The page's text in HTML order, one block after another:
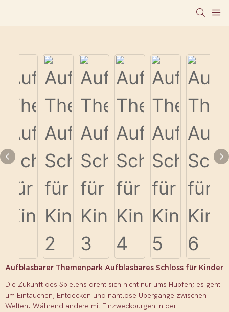
Aufblasbarer Themenpark Aufblasbares Schloss für Kinder
Die Zukunft des Spielens dreht sich nicht nur ums Hüpfen; es geht
um Eintauchen, Entdecken und nahtlose Übergänge zwischen
Welten. Während andere mit Einzweckburgen in der